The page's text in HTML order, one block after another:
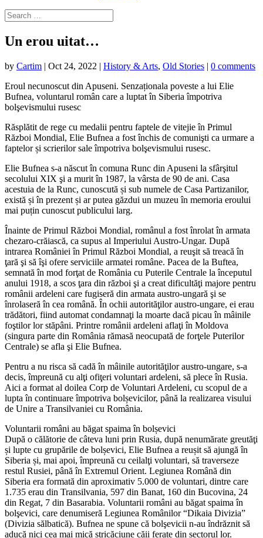
Un erou uitat…
by Cartim | Oct 24, 2022 | History & Arts, Old Stories | 0 comments
Eroul necunoscut din Apuseni. Senzaționala poveste a lui Elie
Bufnea, voluntarul român care a luptat în Siberia împotriva
bolşevismului rusesc
Răsplătit de rege cu medalii pentru faptele de vitejie în Primul
Război Mondial, Elie Bufnea a fost închis de comunişti ca urmare a
faptelor și scrierilor sale împotriva bolşevismului rusesc.
Elie Bufnea s-a născut în comuna Runc din Apuseni la sfârşitul
secolului XIX şi a murit în 1987, la vârsta de 90 de ani. Casa
acestuia de la Runc, cunoscută și sub numele de Casa Partizanilor,
există și în prezent și ar putea găzdui un muzeu în memoria eroului
mai puțin cunoscut publicului larg.
Înainte de Primul Război Mondial, românul a fost înrolat în armata
chezaro-crăiască, ca supus al Imperiului Austro-Ungar. După
intrarea României în Primul Război Mondial, a reuşit să treacă în
ţară şi să îşi ofere serviciile armatei române. Pacea de la Buftea,
semnată în mod forţat de România cu Puterile Centrale la începutul
anului 1918, a scos ţara din război şi a creat dificultăţi majore pentru
românii ardeleni care fugiseră din armata austro-ungară şi se
înrolaseră în cea română. În ochii autorităţilor austro-ungare, ei erau
trădători, fiind automat condamnaţi la moarte dacă picau în mâinile
foştilor lor stăpâni. Printre românii ardeleni aflaţi în Moldova
(singura parte din România rămasă neocupată de forţele Puterilor
Centrale) se afla şi Elie Bufnea.
Pentru a nu risca să cadă în mâinile autorităţilor austro-ungare, s-a
decis, împreună cu alţi ofiţeri voluntari ardeleni, să plece în Rusia.
Aici a format al doilea Corp de Voluntari Ardeleni, cu scopul de a
lupta în continuare împotriva bolșevicilor, până la realizarea visului
de Unire a Transilvaniei cu România.
Voluntarii români au băgat spaima în bolșevici
După o călătorie de câteva luni prin Rusia, după nenumărate greutăţi
și lupte cu grupările de bolșevici, Elie Bufnea a reușit să ajungă în
Siberia și, mai apoi, împreună cu ceilalţi voluntari, să traverseze
restul Rusiei, până în Extremul Orient. Legiunea Română din
Siberia era formată din aproximativ 5.000 de voluntari, dintre care
1.735 erau din Transilvania, 597 din Banat, 160 din Bucovina, 24
din Regat, 7 din Basarabia. Voluntarii români au băgat spaima în
bolşevici, care denumiseră Legiunea Românilor “Dikaia Divizia”
(Divizia sălbatică). Bufnea ne spune că bolşevicii n-au îndrăznit să
aducă nici cea mai mică stricăciune căii ferate din sectorul lor.